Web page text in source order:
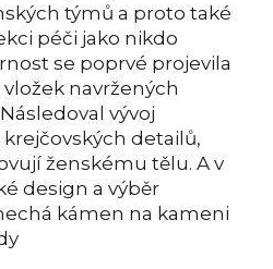
týmů a proto také
péči jako nikdo
se poprvé projevila
navržených
vývoj
detailů,
ženskému tělu. A v
design a výběr
kámen na kameni